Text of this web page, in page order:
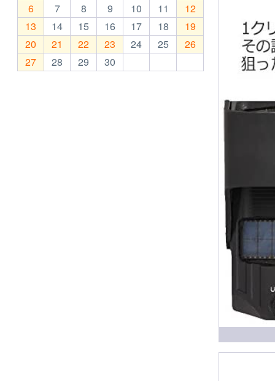
6
7 8 9 10 11
12
13
14 15 16 17 18
19
20
21 22 23 24 25
26
27
28 29 30